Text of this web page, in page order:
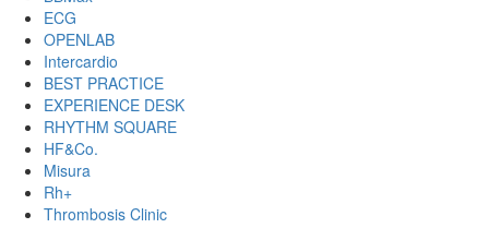
ECG
OPENLAB
Intercardio
BEST PRACTICE
EXPERIENCE DESK
RHYTHM SQUARE
HF&Co.
Misura
Rh+
Thrombosis Clinic